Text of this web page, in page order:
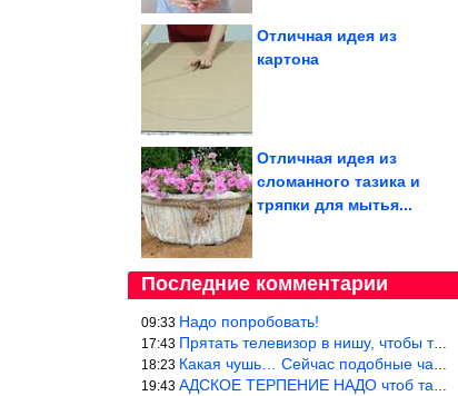
Отличная идея из
картона
Отличная идея из
сломанного тазика и
тряпки для мытья...
Последние комментарии
09:33 Надо попробовать!
17:43 Прятать телевизор в нишу, чтобы тепло от ТВ не отводилось и теле
18:23 Какая чушь… Сейчас подобные часы в магазине стоят меньше 10 долл
19:43 АДСКОЕ ТЕРПЕНИЕ НАДО чтоб такое вышить